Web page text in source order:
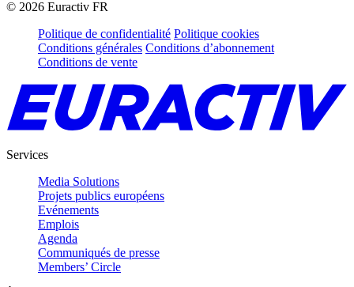
© 2026 Euractiv FR
Politique de confidentialité Politique cookies
Conditions générales Conditions d’abonnement
Conditions de vente
Services
Media Solutions
Projets publics européens
Evénements
Emplois
Agenda
Communiqués de presse
Members’ Circle